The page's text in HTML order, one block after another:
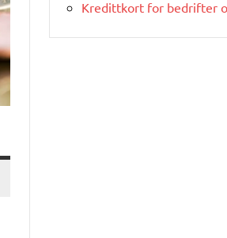
Kredittkort for bedrifter